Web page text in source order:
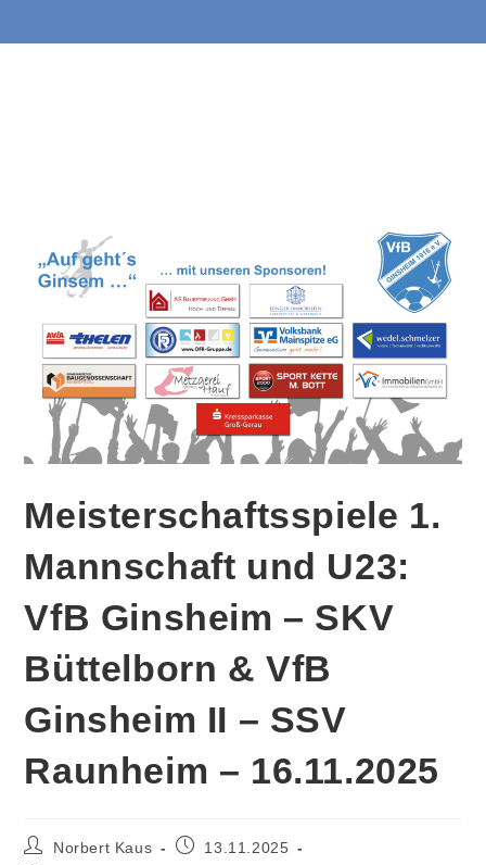
Meisterschaftsspiele 1.
Mannschaft und U23:
VfB Ginsheim – SKV
Büttelborn & VfB
Ginsheim II – SSV
Raunheim – 16.11.2025
Norbert Kaus
13.11.2025